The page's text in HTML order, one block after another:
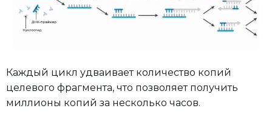
Каждый цикл удваивает количество копий
целевого фрагмента, что позволяет получить
миллионы копий за несколько часов.